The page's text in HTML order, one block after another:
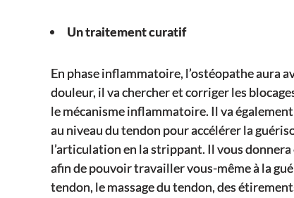
Un traitement curatif
En phase inflammatoire, l’ostéopathe aura
douleur, il va chercher et corriger les
le mécanisme inflammatoire. Il va
au niveau du tendon pour accélérer la
l’articulation en la strippant. Il vous donnera
afin de pouvoir travailler vous-même à la
tendon, le massage du tendon, des